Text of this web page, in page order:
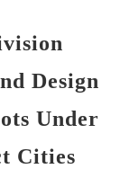
Design
Under
Cities